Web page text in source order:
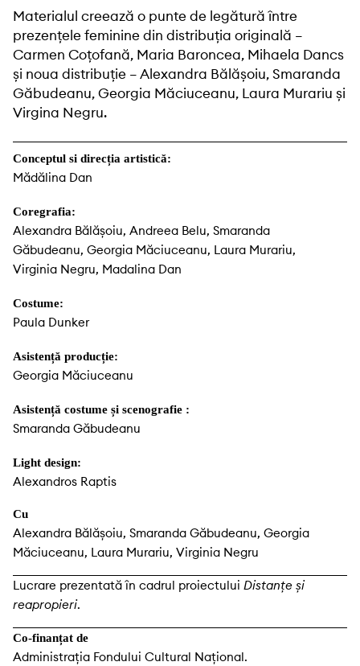
Materialul creează o punte de legătură între
prezențele feminine din distribuția originală –
Carmen Coțofană, Maria Baroncea, Mihaela Dancs
și noua distribuție – Alexandra Bălășoiu, Smaranda
Găbudeanu, Georgia Măciuceanu, Laura Murariu și
Virgina Negru.
Conceptul si direcția artistică:
Mădălina Dan
Coregrafia:
Alexandra Bălășoiu, Andreea Belu, Smaranda
Găbudeanu, Georgia Măciuceanu, Laura Murariu,
Virginia Negru, Madalina Dan
Costume:
Paula Dunker
Asistență producție:
Georgia Măciuceanu
Asistență costume și scenografie :
Smaranda Găbudeanu
Light design:
Alexandros Raptis
Cu
Alexandra Bălășoiu, Smaranda Găbudeanu, Georgia
Măciuceanu, Laura Murariu, Virginia Negru
Lucrare prezentată în cadrul proiectului Distanțe și
reapropieri.
Co-finanțat de
Administrația Fondului Cultural Național.